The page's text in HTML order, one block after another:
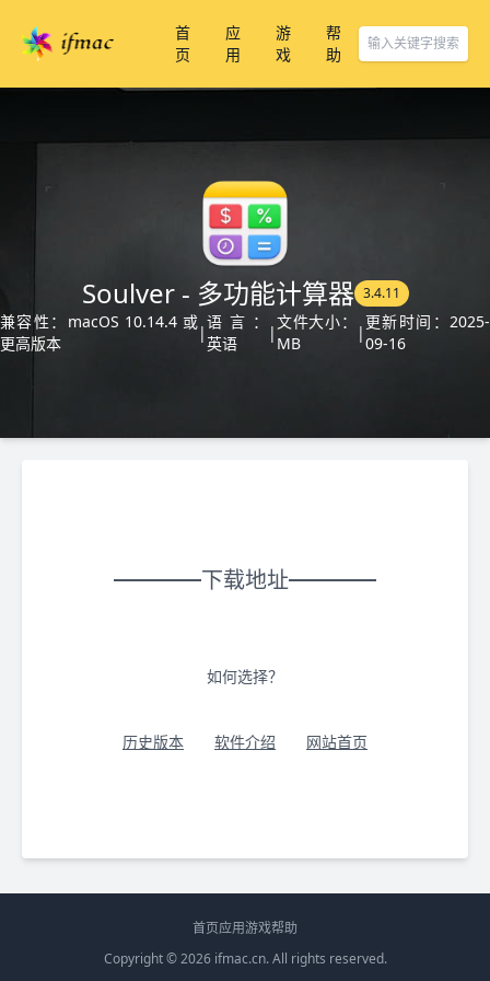
首
页
应
用
游
戏
帮
助
Soulver - 多功能计算器 3.4.11
兼容性：macOS 10.14.4 或
更高版本
|
语言：
英语
|
文件大小：
MB
|
更新时间：2025-
09-16
下载地址
如何选择？
历史版本 软件介绍 网站首页
首页应用游戏帮助
Copyright © 2026 ifmac.cn. All rights reserved.